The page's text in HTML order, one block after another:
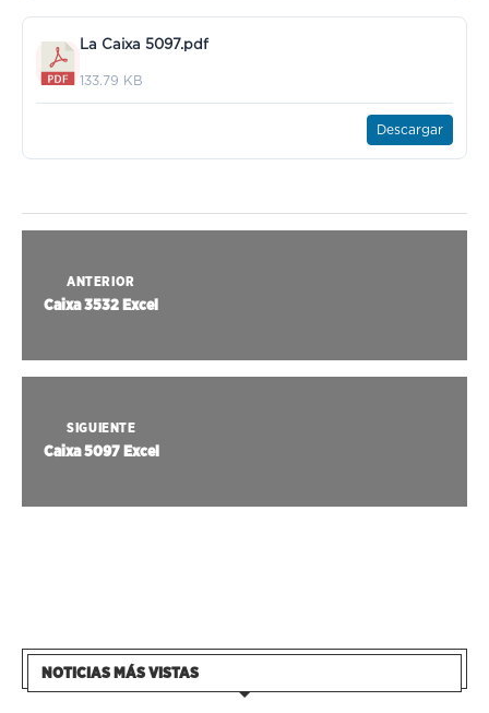
La Caixa 5097.pdf
133.79 KB
Descargar
ANTERIOR
Caixa 3532 Excel
SIGUIENTE
Caixa 5097 Excel
NOTICIAS MÁS VISTAS